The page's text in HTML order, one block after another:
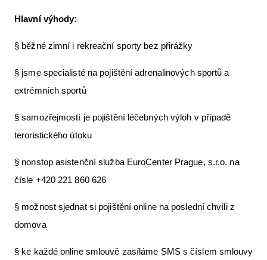
Hlavní výhody:
§ běžné zimní i rekreační sporty bez přirážky
§ jsme specialisté na pojištění adrenalinových sportů a
extrémních sportů
§ samozřejmostí je pojištění léčebných výloh v případě
teroristického útoku
§ nonstop asistenční služba EuroCenter Prague, s.r.o. na
čísle +420 221 860 626
§ možnost sjednat si pojištění online na poslední chvíli z
domova
§ ke každé online smlouvě zasíláme SMS s číslem smlouvy